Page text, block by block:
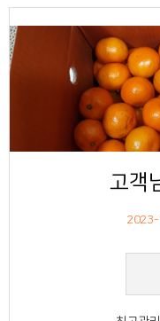
59
고객
작성자
작성일
조회